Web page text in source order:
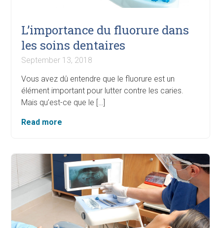
L’importance du fluorure dans
les soins dentaires
September 13, 2018
Vous avez dû entendre que le fluorure est un
élément important pour lutter contre les caries.
Mais qu’est-ce que le […]
Read more